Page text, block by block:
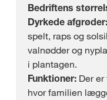
Bedriftens
Dyrkede afgrøder:
spelt, raps og
valnødder og
i plantagen.
Funktioner: Der
hvor familien